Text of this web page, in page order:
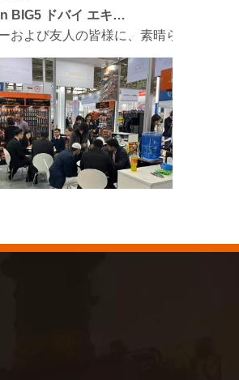
ハサミ ミニボルト
ーおよび友人の皆様に、素晴らしいニ
ルン見本市 2023